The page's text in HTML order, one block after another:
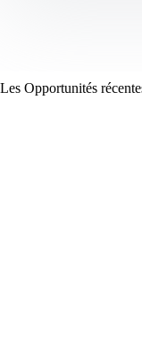
Les Opportunités